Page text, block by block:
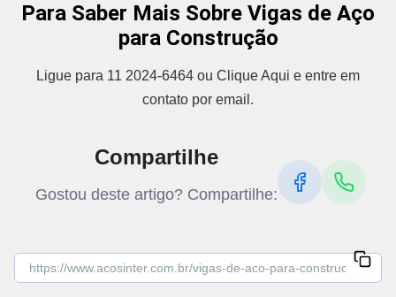
Para Saber Mais Sobre Vigas de Aço
para Construção
Ligue para 11 2024-6464 ou Clique Aqui e entre em
contato por email.
Compartilhe
Gostou deste artigo? Compartilhe: